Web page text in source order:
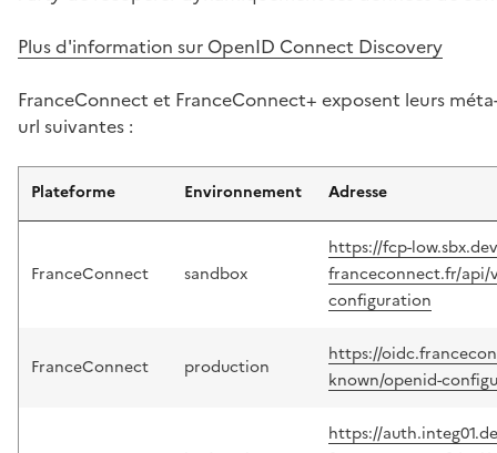
Plus d'information sur OpenID Connect Discovery
FranceConnect et FranceConnect+ exposent leurs
url suivantes :
Plateforme Environnement Adresse
FranceConnect sandbox
https://fcp-
franceconnect.fr/api/
configuration
FranceConnect production
https://
known/openid-
https://